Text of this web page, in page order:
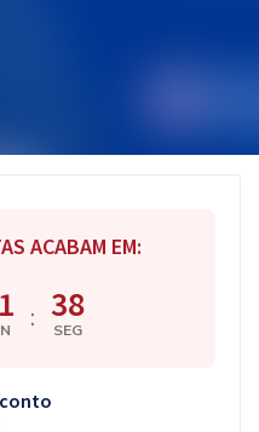
ACABAM EM:
: 37
SEG